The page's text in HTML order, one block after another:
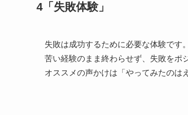
4「失敗体験」
失敗は成功するために必要な体験です。
苦い経験のまま終わらせず、失敗をポ
オススメの声かけは「やってみたのは